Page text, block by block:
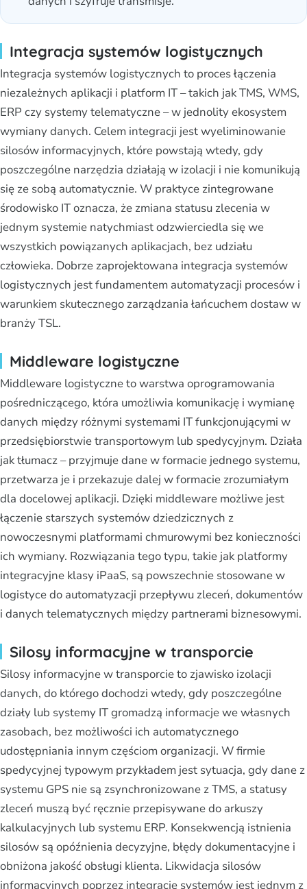
Integracja systemów logistycznych
Integracja systemów logistycznych to proces łączenia
niezależnych aplikacji i platform IT – takich jak TMS, WMS,
ERP czy systemy telematyczne – w jednolity ekosystem
wymiany danych. Celem integracji jest wyeliminowanie
silosów informacyjnych, które powstają wtedy, gdy
poszczególne narzędzia działają w izolacji i nie komunikują
się ze sobą automatycznie. W praktyce zintegrowane
środowisko IT oznacza, że zmiana statusu zlecenia w
jednym systemie natychmiast odzwierciedla się we
wszystkich powiązanych aplikacjach, bez udziału
człowieka. Dobrze zaprojektowana integracja systemów
logistycznych jest fundamentem automatyzacji procesów i
warunkiem skutecznego zarządzania łańcuchem dostaw w
branży TSL.
Middleware logistyczne
Middleware logistyczne to warstwa oprogramowania
pośredniczącego, która umożliwia komunikację i wymianę
danych między różnymi systemami IT funkcjonującymi w
przedsiębiorstwie transportowym lub spedycyjnym. Działa
jak tłumacz – przyjmuje dane w formacie jednego systemu,
przetwarza je i przekazuje dalej w formacie zrozumiałym
dla docelowej aplikacji. Dzięki middleware możliwe jest
łączenie starszych systemów dziedzicznych z
nowoczesnymi platformami chmurowymi bez konieczności
ich wymiany. Rozwiązania tego typu, takie jak platformy
integracyjne klasy iPaaS, są powszechnie stosowane w
logistyce do automatyzacji przepływu zleceń, dokumentów
i danych telematycznych między partnerami biznesowymi.
Silosy informacyjne w transporcie
Silosy informacyjne w transporcie to zjawisko izolacji
danych, do którego dochodzi wtedy, gdy poszczególne
działy lub systemy IT gromadzą informacje we własnych
zasobach, bez możliwości ich automatycznego
udostępniania innym częściom organizacji. W firmie
spedycyjnej typowym przykładem jest sytuacja, gdy dane z
systemu GPS nie są zsynchronizowane z TMS, a statusy
zleceń muszą być ręcznie przepisywane do arkuszy
kalkulacyjnych lub systemu ERP. Konsekwencją istnienia
silosów są opóźnienia decyzyjne, błędy dokumentacyjne i
obniżona jakość obsługi klienta. Likwidacja silosów
informacyjnych poprzez integrację systemów jest jednym z